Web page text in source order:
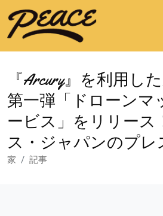
『Arcury』を利用し
第一弾「ドローンマ
ービス」をリリース
ス・ジャパンのプレ
家 記事